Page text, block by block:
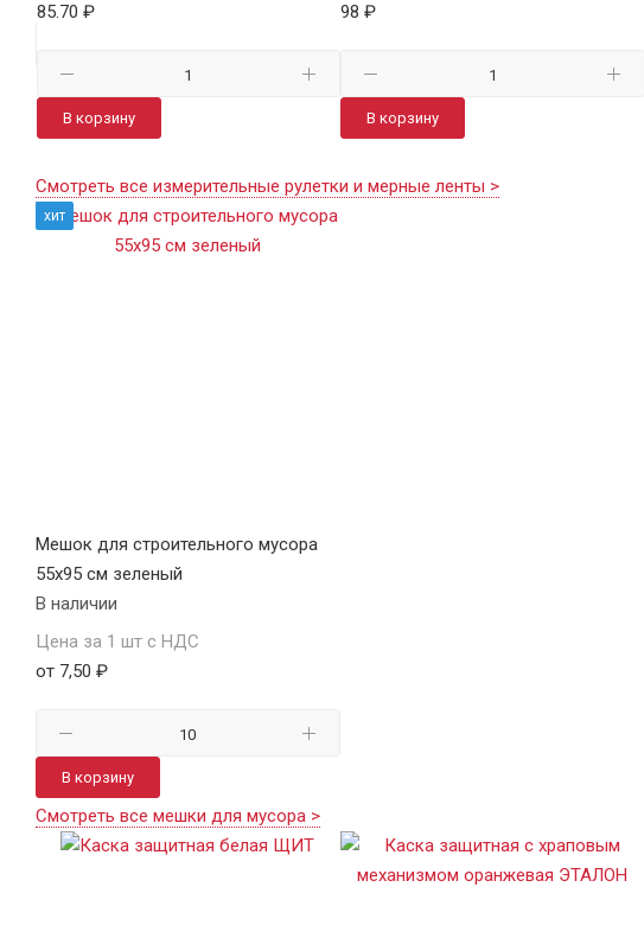
85.70 ₽
В корзину
98 ₽
В корзину
Смотреть все измерительные рулетки и мерные ленты >
хит
Мешок для строительного мусора
55х95 см зеленый
В наличии
Цена за 1 шт с НДС
от 7,50 ₽
В корзину
Смотреть все мешки для мусора >